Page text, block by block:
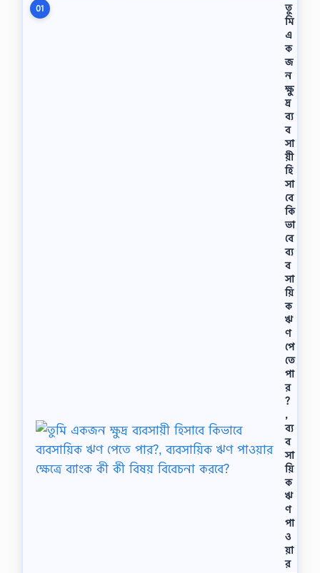
01
তু
মি
এ
ক
জ
ন
ক্ষু
দ্র
ব্য
ব
সা
য়ী
হি
সা
বে
কি
ভা
বে
ব্য
ব
সা
য়ি
ক
ঋ
ণ
পে
তে
পা
র
?
,
ব্য
ব
সা
য়ি
ক
ঋ
ণ
পা
ও
য়া
র